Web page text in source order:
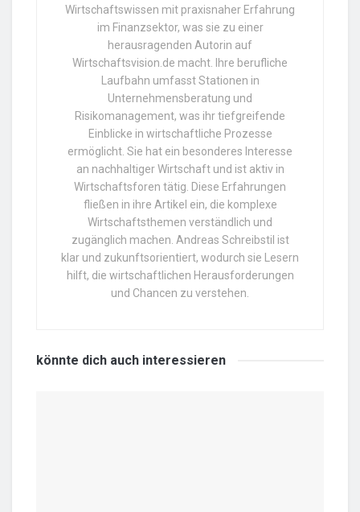
Wirtschaftswissen mit praxisnaher Erfahrung
im Finanzsektor, was sie zu einer
herausragenden Autorin auf
Wirtschaftsvision.de macht. Ihre berufliche
Laufbahn umfasst Stationen in
Unternehmensberatung und
Risikomanagement, was ihr tiefgreifende
Einblicke in wirtschaftliche Prozesse
ermöglicht. Sie hat ein besonderes Interesse
an nachhaltiger Wirtschaft und ist aktiv in
Wirtschaftsforen tätig. Diese Erfahrungen
fließen in ihre Artikel ein, die komplexe
Wirtschaftsthemen verständlich und
zugänglich machen. Andreas Schreibstil ist
klar und zukunftsorientiert, wodurch sie Lesern
hilft, die wirtschaftlichen Herausforderungen
und Chancen zu verstehen.
könnte dich auch interessieren